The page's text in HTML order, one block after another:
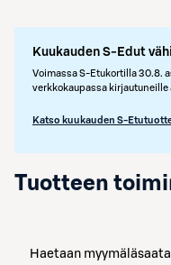
Kuukauden S-Edut
Voimassa S-Etukortilla 30.8.
verkkokaupassa kirjautuneille
Katso kuukauden S-
Tuotteen
Haetaan